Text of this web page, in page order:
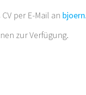
per E-Mail an
zur Verfügung.